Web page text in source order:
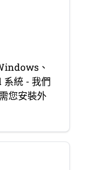
、
統 - 我們
您安裝外